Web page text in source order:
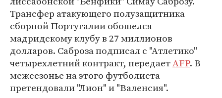
Трансфер атакующего полузащитника
сборной Португалии обошелся
мадридскому клубу в 27 миллионов
долларов. Саброза подписал с "Атлетико"
четырехлетний контракт, передаетAFP. В
межсезонье на этого футболиста
претендовали "Лион" и "Валенсия".